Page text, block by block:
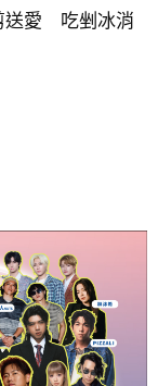
送愛 吃剉冰消